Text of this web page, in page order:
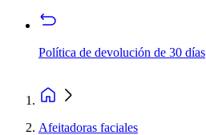
Política de devolución de 30 días
Afeitadoras faciales